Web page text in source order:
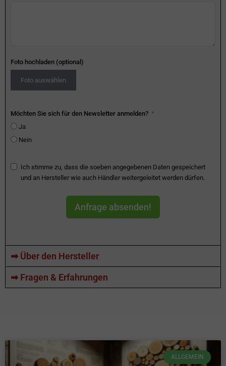
Foto hochladen (optional)
Foto auswählen
Möchten Sie sich für den Newsletter anmelden?
Ja
Nein
Ich stimme zu, dass die soeben angegebenen Daten gespeichert
und an Hersteller wie auch Händler weitergeleitet werden dürfen.
Anfrage absenden!
➡ Über den Hersteller
➡ Fragen & Erfahrungen
ALLGEMEIN